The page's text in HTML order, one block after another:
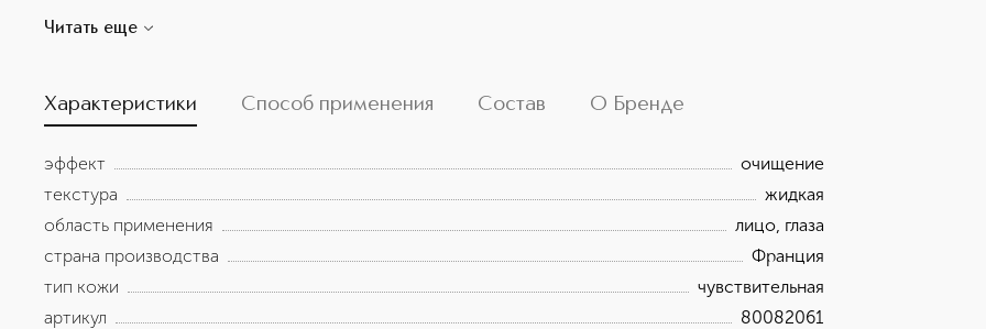
сократить свое воздействие на окружающую среду Clarins выпускает этот продукт в еще
Читать еще
Характеристики Способ применения Состав О Бренде
эффект
очищение
текстура
жидкая
область применения
лицо, глаза
страна производства
Франция
тип кожи
чувствительная
артикул
80082061